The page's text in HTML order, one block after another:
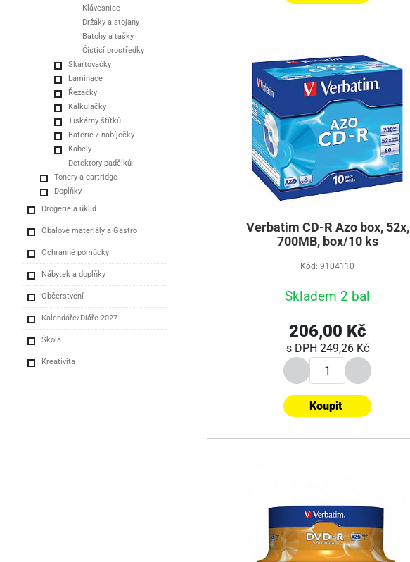
Klávesnice
Držáky a stojany
Batohy a tašky
Čisticí prostředky
Skartovačky
Laminace
Řezačky
Kalkulačky
Tiskárny štítků
Baterie / nabíječky
Kabely
Detektory padělků
Tonery a cartridge
Doplňky
Drogerie a úklid
Obalové materiály a Gastro
Ochranné pomůcky
Nábytek a doplňky
Občerstvení
Kalendáře/Diáře 2027
Škola
Kreativita
Verbatim CD-R Azo box, 52x,
700MB, box/10 ks
Kód: 9104110
Skladem 2 bal
206,00 Kč
s DPH 249,26 Kč
Koupit